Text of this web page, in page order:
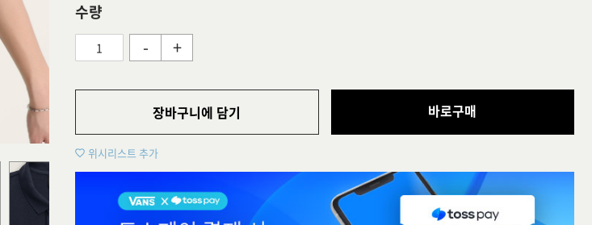
수량
- +
장바구니에 담기 바로구매
위시리스트 추가